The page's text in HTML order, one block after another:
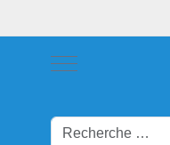
Mobile Menu